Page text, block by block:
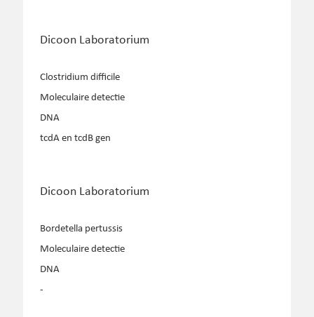
Dicoon Laboratorium
Clostridium difficile
Moleculaire detectie
DNA
tcdA en tcdB gen
Dicoon Laboratorium
Bordetella pertussis
Moleculaire detectie
DNA
-